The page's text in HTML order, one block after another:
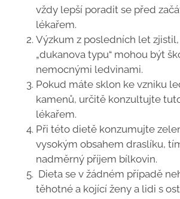
vždy lepší poradit se před
lékařem.
Výzkum z posledních let
„dukanova typu“ mohou být
nemocnými ledvinami.
Pokud máte sklon ke vzniku
kamenů, určitě konzultujte
lékařem.
Při této dietě konzumujte
vysokým obsahem draslíku,
nadměrný příjem bílkovin.
Dieta se v žádném případě
těhotné a kojící ženy a lidi s